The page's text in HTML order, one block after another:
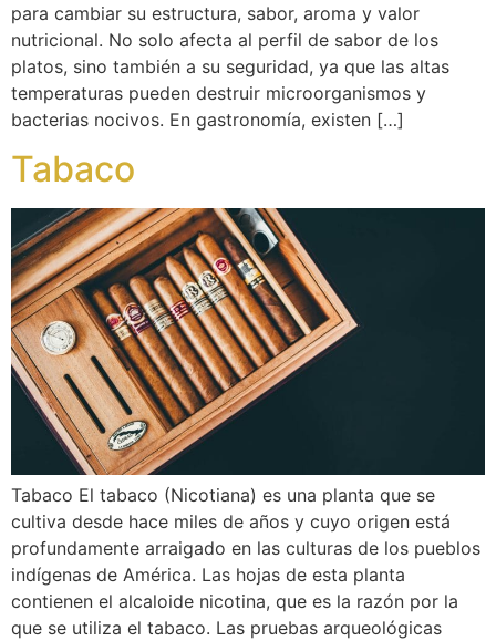
para cambiar su estructura, sabor, aroma y valor
nutricional. No solo afecta al perfil de sabor de los
platos, sino también a su seguridad, ya que las altas
temperaturas pueden destruir microorganismos y
bacterias nocivos. En gastronomía, existen […]
Tabaco
Tabaco El tabaco (Nicotiana) es una planta que se
cultiva desde hace miles de años y cuyo origen está
profundamente arraigado en las culturas de los pueblos
indígenas de América. Las hojas de esta planta
contienen el alcaloide nicotina, que es la razón por la
que se utiliza el tabaco. Las pruebas arqueológicas